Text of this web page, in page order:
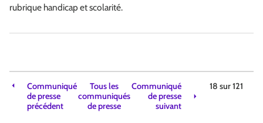
rubrique handicap et scolarité.
Communiqué
de presse
précédent
Tous les
communiqués
de presse
Communiqué
de presse
suivant
18 sur121